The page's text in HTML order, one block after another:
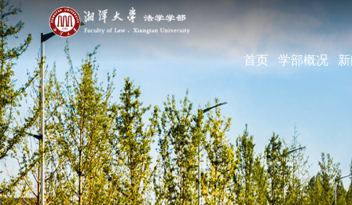
首页 学部概况
现任领导
机构设置